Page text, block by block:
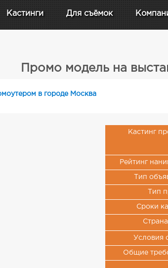
Кастинги Для съёмок
Промо модель на
в городе Москва
Кастинг
Рейтинг
Тип
Тип
Сроки
Условия
Общие